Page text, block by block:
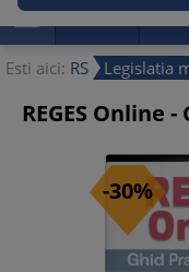
 Promotii
Esti aici: RS Legislatia
REGES Online
-30%